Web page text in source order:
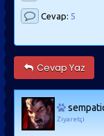
Cevap: 5
Cevap Yaz
Ziyaretçi